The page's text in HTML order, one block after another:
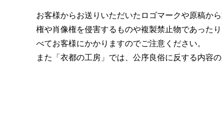
お客様からお送りいただいたロゴマークや原稿か
権や肖像権を侵害するものや複製禁止物であった
べてお客様にかかりますのでご注意ください。
また「衣都の工房」では、公序良俗に反する内容